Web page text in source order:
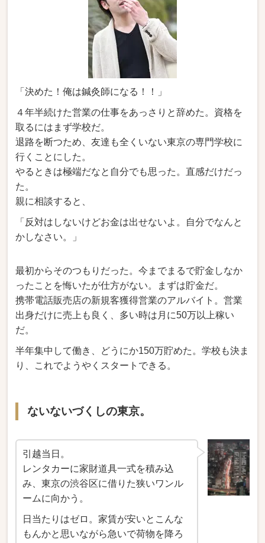
「決めた！俺は鍼灸師になる！！」
４年半続けた営業の仕事をあっさりと辞めた。資格を
取るにはまず学校だ。
退路を断つため、友達も全くいない東京の専門学校に
行くことにした。
やるときは極端だなと自分でも思った。直感だけだっ
た。
親に相談すると、
「反対はしないけどお金は出せないよ。自分でなんと
かしなさい。」
最初からそのつもりだった。今までまるで貯金しなか
ったことを悔いたが仕方がない。まずは貯金だ。
携帯電話販売店の新規客獲得営業のアルバイト。営業
出身だけに売上も良く、多い時は月に50万以上稼い
だ。
半年集中して働き、どうにか150万貯めた。学校も決ま
り、これでようやくスタートできる。
ないないづくしの東京。
引越当日。
レンタカーに家財道具一式を積み込
み、東京の渋谷区に借りた狭いワンル
ームに向かう。
日当たりはゼロ。家賃が安いとこんな
もんかと思いながら急いで荷物を降ろ